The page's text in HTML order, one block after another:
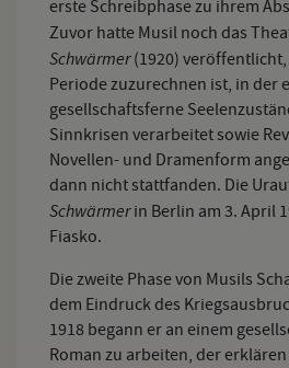
erste Schreibphase zu ihrem
Zuvor hatte Musil noch das
Schwärmer(1920)
Periode zuzurechnen ist, in der
gesellschaftsferne
Sinnkrisen verarbeitet sowie
Novellen- und Dramenform
dann nicht stattfanden. Die
Schwärmerin Berlin am 3. April
Fiasko.
Die zweite Phase von Musils
dem Eindruck des
1918 begann er an einem
Roman zu arbeiten, der